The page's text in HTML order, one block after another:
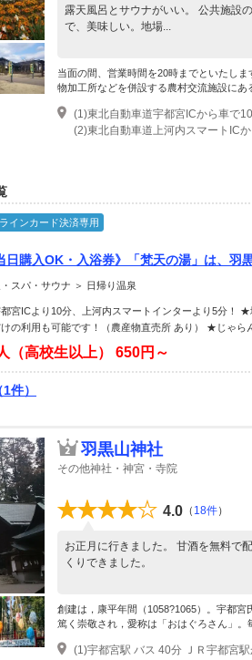
露天風呂とサウナがいい。 公共施設
で、美味しい。地場...
当面の間、営業時間を20時までといたし
物加工所などを併設する農村交流施設にあ
(1)東北自動車道宇都宮ICから車で
(2)東北自動車道上河内スマートIC
インカード決済専用
日購入OK・入浴券》「梵天の湯」は、
スパ・サウナ ＞ 日帰り温泉
宮ICより10分、上河内スマートインターより5分！
けの利用も可能です！（農産物直売所 あり） ★じゃら
（高校生以上） 650円～
件）
羽黒山神社
その他神社・神宮・寺院
4.0 （ 18件）
お正月に行きました。 甘酒を無料で
くりできました。
創建は，康平年間（1058?1065）。宇都
篤く崇敬され，愛称は「おはぐろさん」。